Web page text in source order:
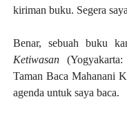
kiriman buku. Segera
Benar, sebuah buku
Ketiwasan
Taman Baca Mahanani
agenda untuk saya baca.